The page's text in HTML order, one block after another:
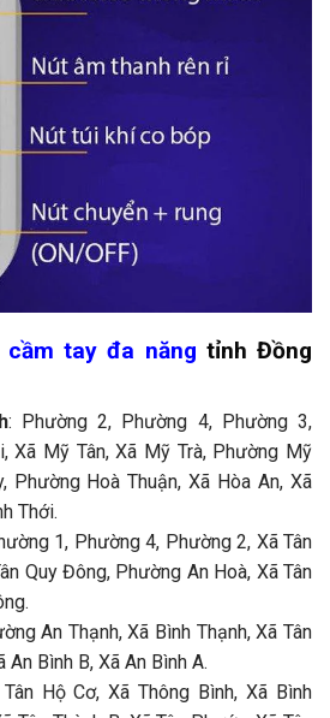
cầm tay đa năng tỉnh Đồng
: Phường 2, Phường 4, Phường 3,
Xã Mỹ Tân, Xã Mỹ Trà, Phường Mỹ
Phường Hoà Thuận, Xã Hòa An, Xã
Thới.
1, Phường 4, Phường 2, Xã Tân
Quy Đông, Phường An Hoà, Xã Tân
An Thạnh, Xã Bình Thạnh, Xã Tân
Bình B, Xã An Bình A.
Hộ Cơ, Xã Thông Bình, Xã Bình